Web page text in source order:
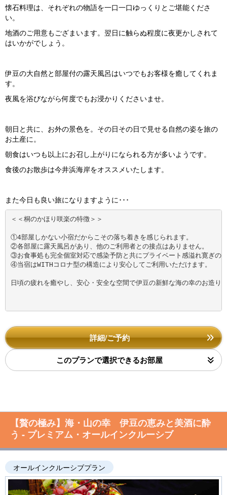
懐石料理は、それぞれの物語を一口一口ゆっくりとご堪能くださ
い。
地酒のご用意もござまいます。翌日に触らぬ程度に夜更かしされて
はいかがでしょう。
伊豆の大自然と部屋付の露天風呂はいつでもお客様を癒してくれま
す。
夜風を浴びながら何度でもお浸かりくださいませ。
朝日と共に、お外の景色を。その日その日で見せる自然の姿を旅の
お土産に。
朝食はいつも以上にお召し上がりになられる方が多いようです。
食後のお散歩は今井浜海岸をオススメいたします。
また今日も良い旅になりますように･･･
＜＜桐のかほり咲楽の特徴＞＞
①4部屋しかない小宿だからこその落ち着きを感じられます。
②各部屋に露天風呂があり、他のご利用者との接点はありません。
③お食事処も完全個室対応で感染予防と共にプライベート感溢れ寛ぎの
④当宿はWITHコロナ型の構造により安心してご利用いただけます。
日頃の疲れを癒やし、安心・安全な空間で伊豆の新鮮な海の幸のお造
詳細/ご予約
このプランで選択できるお部屋
【贅の極み】海・山の幸 伊豆の恵みと美酒に酔
う - プレミアム・オールインクルーシブ
オールインクルーシブプラン